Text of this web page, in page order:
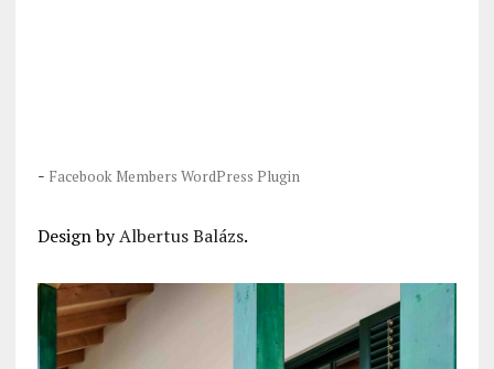
- Facebook Members WordPress Plugin
Design byAlbertus Balázs.